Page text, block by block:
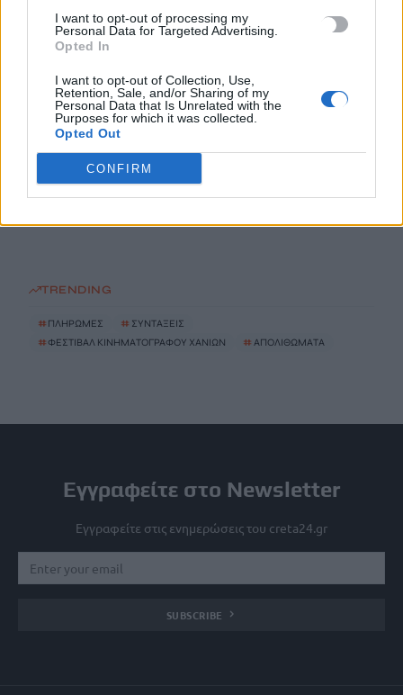
I want to opt-out of processing my
Personal Data for Targeted Advertising.
Opted In
I want to opt-out of Collection, Use,
Retention, Sale, and/or Sharing of my
Personal Data that Is Unrelated with the
Purposes for which it was collected.
Opted Out
CONFIRM
7 Αυγούστου, 2026
τα Πρακτικά του Διεπιστημονικού Συνεδρίου «Ρένα
Κυριακού»
7 Αυγούστου, 2026
ΔΕΕΠ (ΝΟΔΕ) Ηρακλείου: Με έργα η κυβέρνηση Μητσοτάκη
οδηγεί την Κρήτη στο μέλλον
TRENDING
# ΠΛΗΡΩΜΕΣ # ΣΥΝΤΑΞΕΙΣ
#ΦΕΣΤΙΒΑΛ ΚΙΝΗΜΑΤΟΓΡΑΦΟΥ ΧΑΝΙΩΝ # ΑΠΟΛΙΘΩΜΑΤΑ
Εγγραφείτε στο Newsletter
Εγγραφείτε στις ενημερώσεις του creta24.gr
SUBSCRIBE